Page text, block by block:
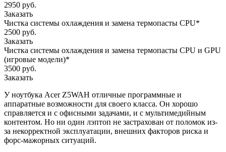
2950 руб.
Заказать
Чистка системы охлаждения и замена термопасты CPU*
2500 руб.
Заказать
Чистка системы охлаждения и замена термопасты CPU и GPU
(игровые модели)*
3500 руб.
Заказать
У ноутбука Acer Z5WAH отличные программные и
аппаратные возможности для своего класса. Он хорошо
справляется и с офисными задачами, и с мультимедийным
контентом. Но ни один лэптоп не застрахован от поломок из-
за некорректной эксплуатации, внешних факторов риска и
форс-мажорных ситуаций.